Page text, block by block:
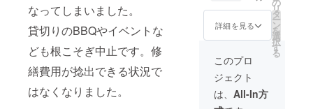
なってしまいました。
貸切りのBBQやイベントな
ども根こそぎ中止です。修
繕費用が捻出できる状況で
はなくなりました。
す。
2020年
10月、
6月を予
定して
す。 日
程が決
まり次
プ。 さ
らにお
分もお
付けし
ます。
ボトル
キープ
す！ 一
日貸切
で楽し
んでく
ださ
い。 冷
蔵庫、
キッチ
ンの使
詳細を見る
リ
タ
ー
ン
を
選
択
す
る
このプロ
ジェクト
は、 All-In方